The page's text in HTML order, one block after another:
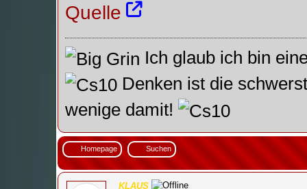
Quelle
Ich glaub ich bin
Denken ist die
wenige damit!
Homepage Suchen
KLAUS